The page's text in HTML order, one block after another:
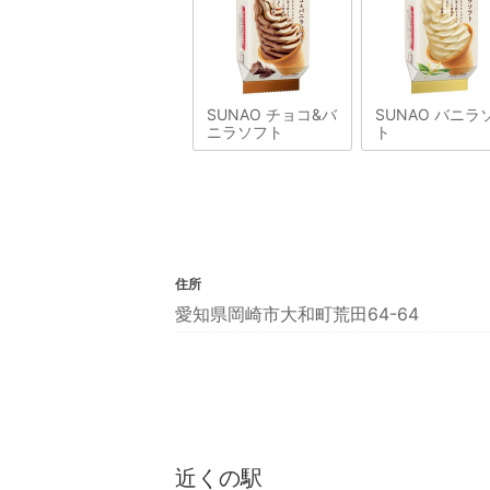
SUNAO チョコ&バ
ニラソフト
SUNAO バニラ
ト
住所
愛知県岡崎市大和町荒田64-64
近くの駅